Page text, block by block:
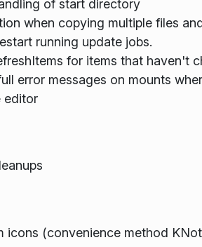
of start directory
when copying multiple files
running update jobs.
for items that haven't
error messages on mounts
editor
icons (convenience method